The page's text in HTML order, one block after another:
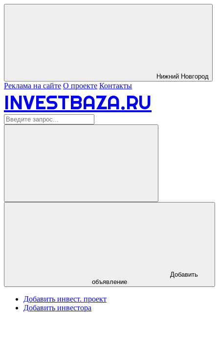
Нижний Новгород
Реклама на сайте О проекте Контакты
INVESTBAZA.RU
объявление
Добавить инвест. проект
Добавить инвестора